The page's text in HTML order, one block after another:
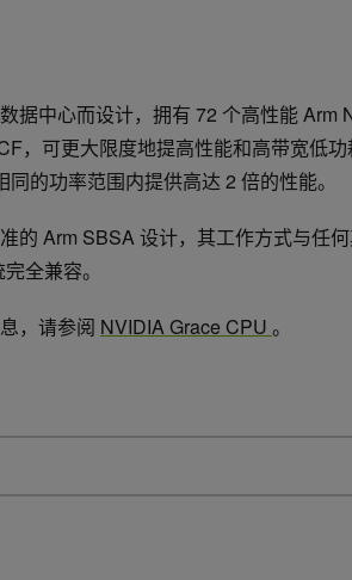
据中心而设计，拥有 72 个高性能 Arm
，可更大限度地提高性能和高带宽低
的功率范围内提供高达 2 倍的性能。
的 Arm SBSA 设计，其工作方式与任
全兼容。
，请参阅 NVIDIA Grace CPU 。